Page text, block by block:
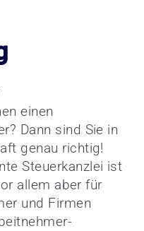
einen
Dann sind Sie in
genau richtig!
Steuerkanzlei ist
allem aber für
und Firmen